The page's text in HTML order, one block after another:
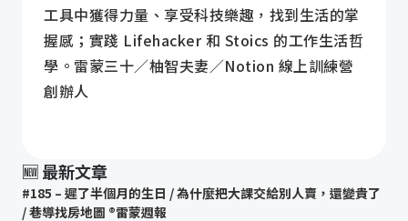
工具中獲得力量、享受科技樂趣，找到生活的掌
握感；實踐 Lifehacker 和 Stoics 的工作生活哲
學。雷蒙三十／柚智夫妻／Notion 線上訓練營
創辦人
🆕 最新文章
#185 – 遲了半個月的生日 / 為什麼把大課交給別人賣，還變貴了
/ 巷導找房地圖 ®️雷蒙週報